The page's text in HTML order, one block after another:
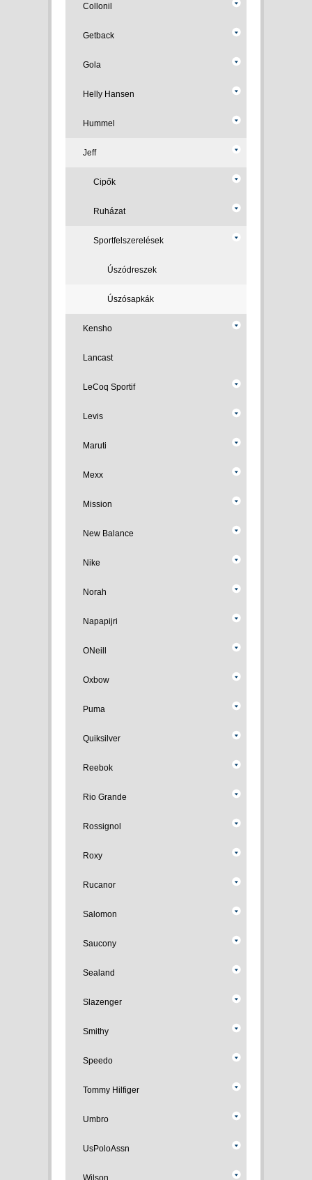
Collonil
Getback
Gola
Helly Hansen
Hummel
Jeff
Cipők
Ruházat
Sportfelszerelések
Úszódreszek
Úszósapkák
Kensho
Lancast
LeCoq Sportif
Levis
Maruti
Mexx
Mission
New Balance
Nike
Norah
Napapijri
ONeill
Oxbow
Puma
Quiksilver
Reebok
Rio Grande
Rossignol
Roxy
Rucanor
Salomon
Saucony
Sealand
Slazenger
Smithy
Speedo
Tommy Hilfiger
Umbro
UsPoloAssn
Wilson